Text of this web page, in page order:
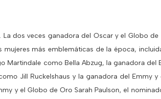
dos veces ganadora del Oscar y el Globo
más emblemáticas de la época,
Martindale como Bella Abzug, la ganadora del
Jill Ruckelshaus y la ganadora del Emmy
y el Globo de Oro Sarah Paulson, el